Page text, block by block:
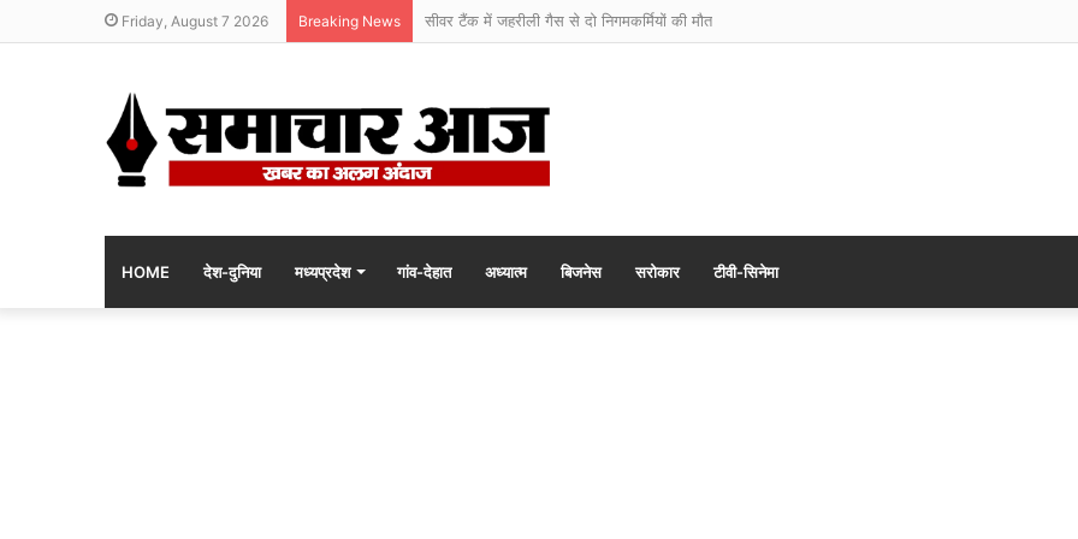
Friday, August 7 2026 Breaking News सीवर टैंक में जहरीली गैस से दो निगमकर्मियों की मौत
HOME देश-दुनिया मध्यप्रदेश गांव-देहात अध्यात्म बिजनेस सरोकार टीवी-सिनेमा